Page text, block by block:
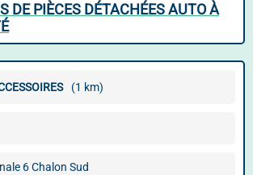
DE PIÈCES DÉTACHÉES AUTO À
(1 km)
6 Chalon Sud